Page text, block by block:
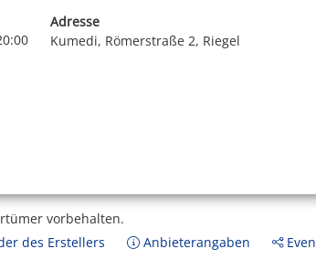
Adresse
Kumedi, Römerstraße 2, Riegel
vorbehalten.
des Erstellers Anbieterangaben